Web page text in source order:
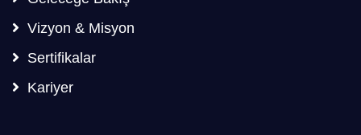
Vizyon & Misyon
Sertifikalar
Kariyer